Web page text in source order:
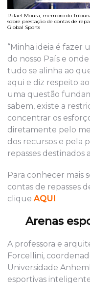
Rafael Moura, membro do
sobre prestação de contas de
Global Sports
“Minha ideia é fazer
do nosso País e
tudo se alinha ao
aqui e diz respeito
uma questão
sabem, existe a
concentrar os
diretamente pelo
dos recursos e pela
repasses destinados
Para conhecer mais
contas de repasses
clique AQUI .
Arenas
A professora e
Forcellini,
Universidade
esportivas